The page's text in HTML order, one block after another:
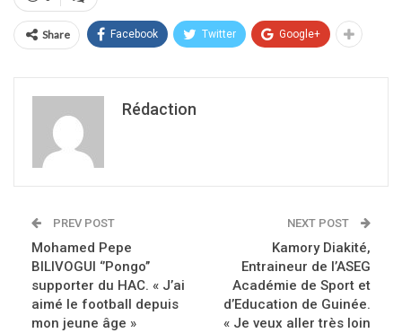
Share Facebook Twitter Google+
Rédaction
PREV POST
Mohamed Pepe
BILIVOGUI ‘’Pongo’’
supporter du HAC. « J’ai
aimé le football depuis
mon jeune âge »
NEXT POST
Kamory Diakité,
Entraineur de l’ASEG
Académie de Sport et
d’Education de Guinée.
« Je veux aller très loin